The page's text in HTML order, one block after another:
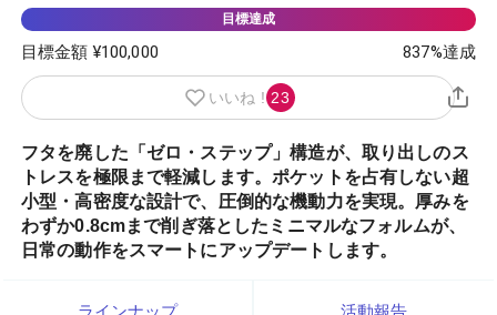
目標金額 ¥100,000 837%達成
いいね ! 23
フタを廃した「ゼロ・ステップ」構造が、取り出しのス
トレスを極限まで軽減します。ポケットを占有しない超
小型・高密度な設計で、圧倒的な機動力を実現。厚みを
わずか0.8cmまで削ぎ落としたミニマルなフォルムが、
日常の動作をスマートにアップデートします。